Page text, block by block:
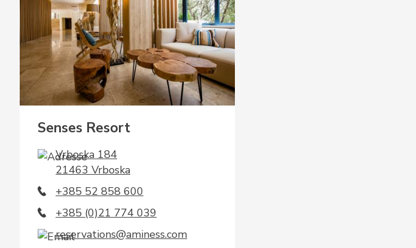
Senses Resort
Vrboska 184
21463 Vrboska
+385 52 858 600
+385 (0)21 774 039
reservations@aminess.com